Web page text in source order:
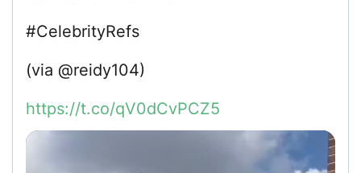
#CelebrityRefs
(via @reidy104)
https://t.co/qV0dCvPCZ5